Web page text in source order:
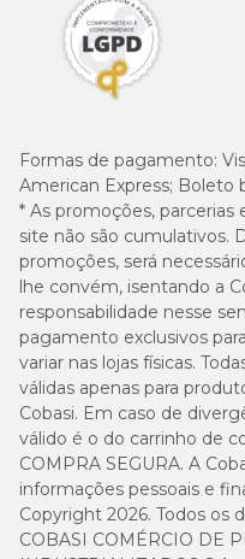
Formas de pagamento:
American Express; Boleto
* As promoções,
site não são cumulativos.
promoções, será
lhe convém, isentando a
responsabilidade nesse
pagamento exclusivos
variar nas lojas físicas.
válidas apenas para
Cobasi. Em caso de
válido é o do carrinho de
COMPRA SEGURA. A
informações pessoais e
Copyright 2026. Todos os
COBASI COMÉRCIO DE